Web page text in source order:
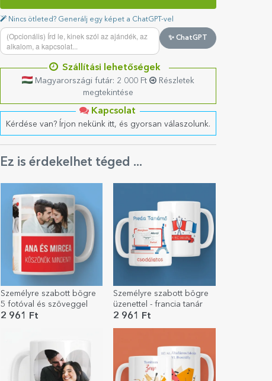
Nincs ötleted? Generálj egy képet a ChatGPT-vel
✨ ChatGPT
Szállítási lehetőségek
Magyarországi futár: 2 000 Ft
Részletek
megtekintése
Kapcsolat
Kérdése van? Írjon nekünk itt, és gyorsan válaszolunk.
Ez is érdekelhet téged ...
Személyre szabott bögre
5 fotóval és szöveggel
2 961 Ft
Személyre szabott bögre
üzenettel - francia tanár
2 961 Ft